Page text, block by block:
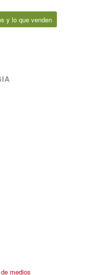
y lo que venden
medios